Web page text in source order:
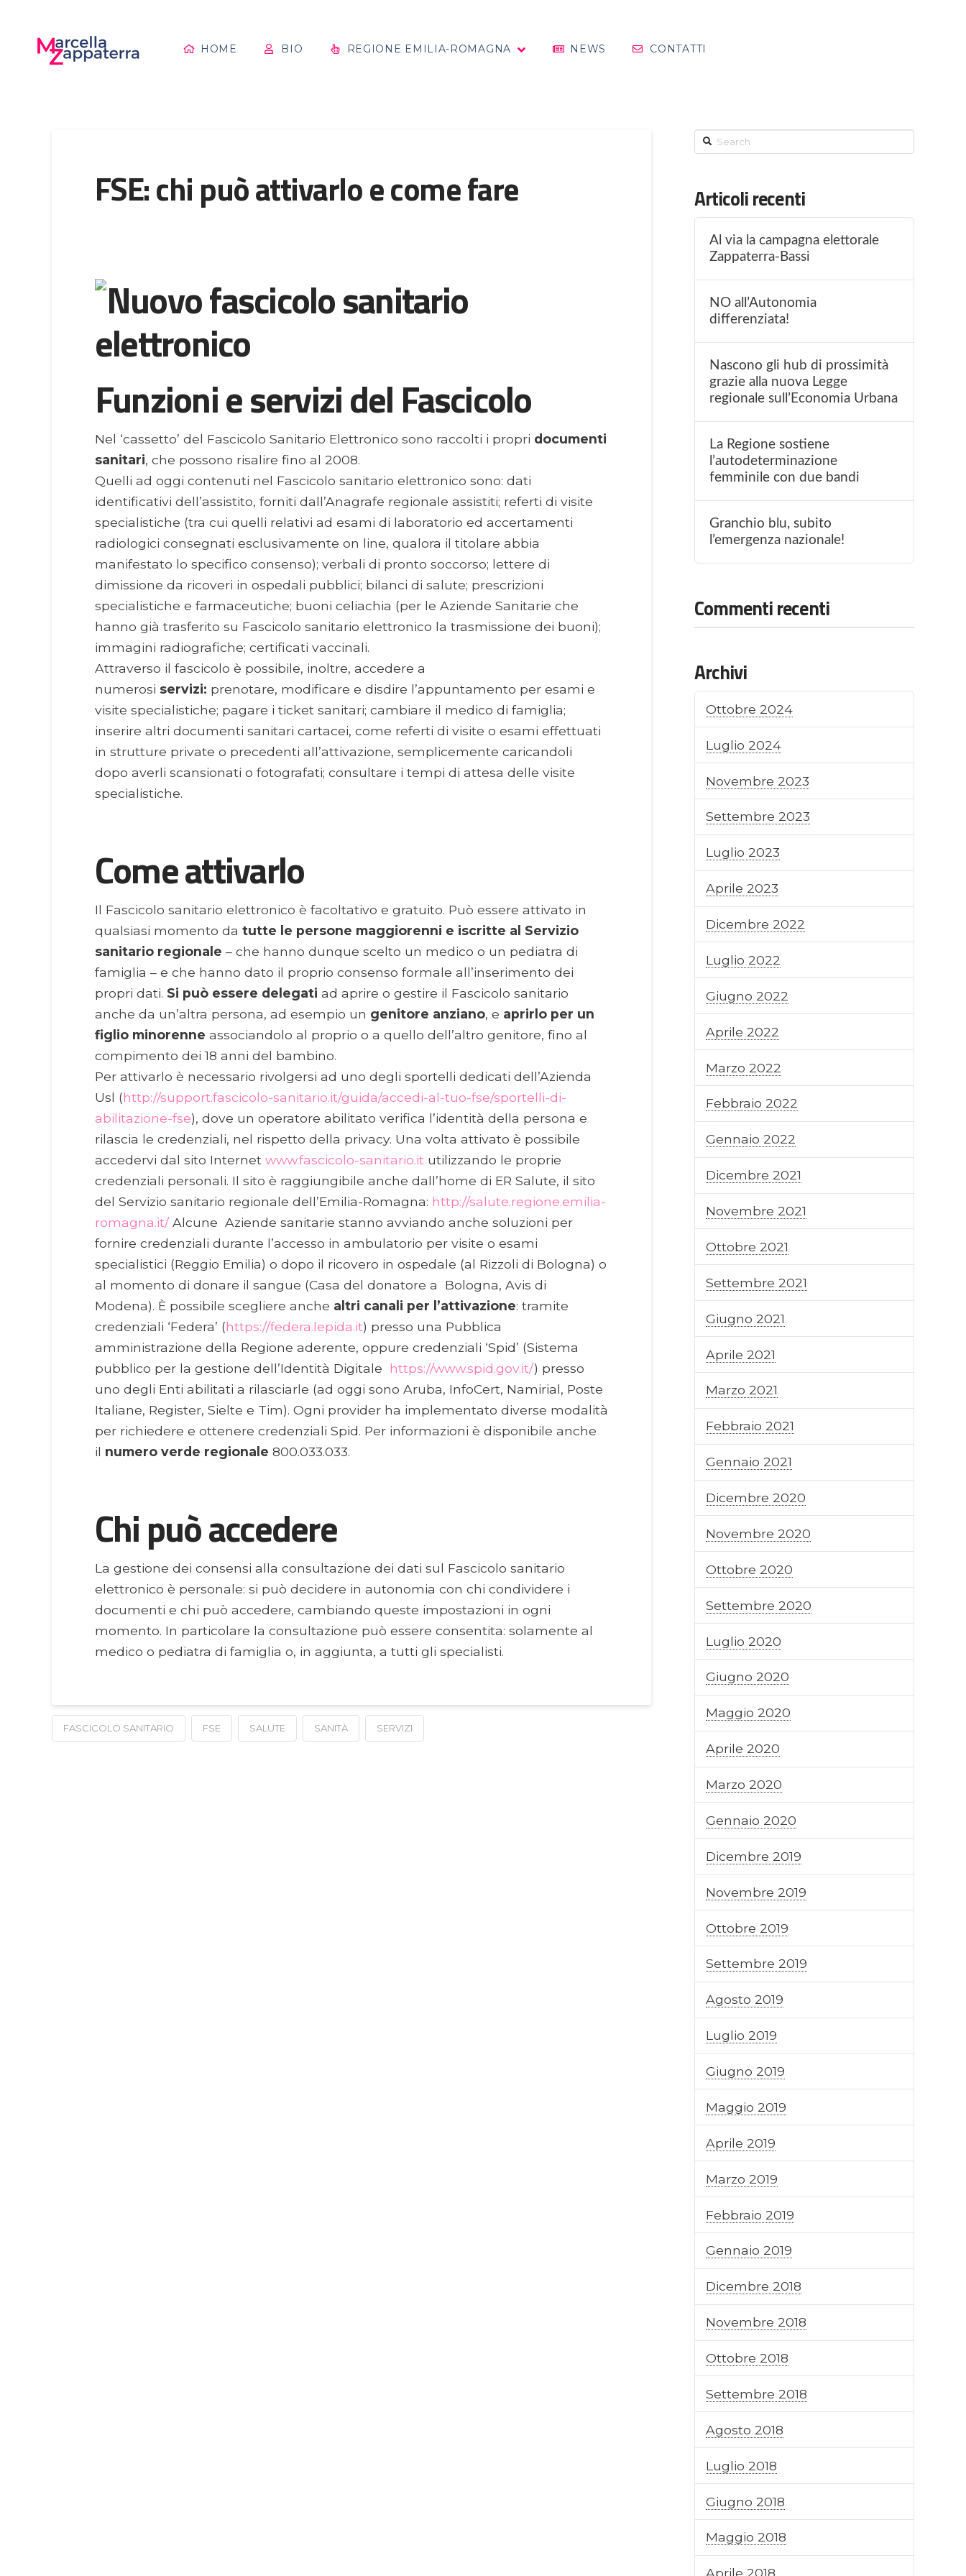
HOME BIO REGIONE EMILIA-ROMAGNA NEWS CONTATTI
FSE: chi può attivarlo e come fare
Funzioni e servizi del Fascicolo
Nel ‘cassetto’ del Fascicolo Sanitario Elettronico sono raccolti i propri documenti
sanitari, che possono risalire fino al 2008.
Quelli ad oggi contenuti nel Fascicolo sanitario elettronico sono: dati
identificativi dell’assistito, forniti dall’Anagrafe regionale assistiti; referti di visite
specialistiche (tra cui quelli relativi ad esami di laboratorio ed accertamenti
radiologici consegnati esclusivamente on line, qualora il titolare abbia
manifestato lo specifico consenso); verbali di pronto soccorso; lettere di
dimissione da ricoveri in ospedali pubblici; bilanci di salute; prescrizioni
specialistiche e farmaceutiche; buoni celiachia (per le Aziende Sanitarie che
hanno già trasferito su Fascicolo sanitario elettronico la trasmissione dei buoni);
immagini radiografiche; certificati vaccinali.
Attraverso il fascicolo è possibile, inoltre, accedere a
numerosi servizi: prenotare, modificare e disdire l’appuntamento per esami e
visite specialistiche; pagare i ticket sanitari; cambiare il medico di famiglia;
inserire altri documenti sanitari cartacei, come referti di visite o esami effettuati
in strutture private o precedenti all’attivazione, semplicemente caricandoli
dopo averli scansionati o fotografati; consultare i tempi di attesa delle visite
specialistiche.
Come attivarlo
Il Fascicolo sanitario elettronico è facoltativo e gratuito. Può essere attivato in
qualsiasi momento da tutte le persone maggiorenni e iscritte al Servizio
sanitario regionale – che hanno dunque scelto un medico o un pediatra di
famiglia – e che hanno dato il proprio consenso formale all’inserimento dei
propri dati. Si può essere delegati ad aprire o gestire il Fascicolo sanitario
anche da un’altra persona, ad esempio un genitore anziano, e aprirlo per un
figlio minorenne associandolo al proprio o a quello dell’altro genitore, fino al
compimento dei 18 anni del bambino.
Per attivarlo è necessario rivolgersi ad uno degli sportelli dedicati dell’Azienda
Usl (http://support.fascicolo-sanitario.it/guida/accedi-al-tuo-fse/sportelli-di-
abilitazione-fse), dove un operatore abilitato verifica l’identità della persona e
rilascia le credenziali, nel rispetto della privacy. Una volta attivato è possibile
accedervi dal sito Internet www.fascicolo-sanitario.it utilizzando le proprie
credenziali personali. Il sito è raggiungibile anche dall’home di ER Salute, il sito
del Servizio sanitario regionale dell’Emilia-Romagna: http://salute.regione.emilia-
romagna.it/Alcune Aziende sanitarie stanno avviando anche soluzioni per
fornire credenziali durante l’accesso in ambulatorio per visite o esami
specialistici (Reggio Emilia) o dopo il ricovero in ospedale (al Rizzoli di Bologna) o
al momento di donare il sangue (Casa del donatore a Bologna, Avis di
Modena). È possibile scegliere anche altri canali per l’attivazione: tramite
credenziali ‘Federa’ (https://federa.lepida.it) presso una Pubblica
amministrazione della Regione aderente, oppure credenziali ‘Spid’ (Sistema
pubblico per la gestione dell’Identità Digitale https://www.spid.gov.it/) presso
uno degli Enti abilitati a rilasciarle (ad oggi sono Aruba, InfoCert, Namirial, Poste
Italiane, Register, Sielte e Tim). Ogni provider ha implementato diverse modalità
per richiedere e ottenere credenziali Spid. Per informazioni è disponibile anche
il numero verde regionale 800.033.033.
Chi può accedere
La gestione dei consensi alla consultazione dei dati sul Fascicolo sanitario
elettronico è personale: si può decidere in autonomia con chi condividere i
documenti e chi può accedere, cambiando queste impostazioni in ogni
momento. In particolare la consultazione può essere consentita: solamente al
medico o pediatra di famiglia o, in aggiunta, a tutti gli specialisti.
FASCICOLO SANITARIO FSE SALUTE SANITÀ SERVIZI
Search
Articoli recenti
Al via la campagna elettorale
Zappaterra-Bassi
NO all’Autonomia
differenziata!
Nascono gli hub di prossimità
grazie alla nuova Legge
regionale sull’Economia Urbana
La Regione sostiene
l’autodeterminazione
femminile con due bandi
Granchio blu, subito
l’emergenza nazionale!
Commenti recenti
Archivi
Ottobre 2024
Luglio 2024
Novembre 2023
Settembre 2023
Luglio 2023
Aprile 2023
Dicembre 2022
Luglio 2022
Giugno 2022
Aprile 2022
Marzo 2022
Febbraio 2022
Gennaio 2022
Dicembre 2021
Novembre 2021
Ottobre 2021
Settembre 2021
Giugno 2021
Aprile 2021
Marzo 2021
Febbraio 2021
Gennaio 2021
Dicembre 2020
Novembre 2020
Ottobre 2020
Settembre 2020
Luglio 2020
Giugno 2020
Maggio 2020
Aprile 2020
Marzo 2020
Gennaio 2020
Dicembre 2019
Novembre 2019
Ottobre 2019
Settembre 2019
Agosto 2019
Luglio 2019
Giugno 2019
Maggio 2019
Aprile 2019
Marzo 2019
Febbraio 2019
Gennaio 2019
Dicembre 2018
Novembre 2018
Ottobre 2018
Settembre 2018
Agosto 2018
Luglio 2018
Giugno 2018
Maggio 2018
Aprile 2018